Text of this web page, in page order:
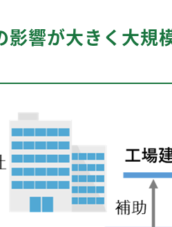
影響が大きく大